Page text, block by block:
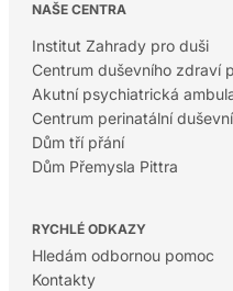
NAŠE CENTRA
Institut Zahrady pro duši
Centrum duševního zdraví
Akutní psychiatrická
Centrum perinatální
Dům tří přání
Dům Přemysla Pittra
RYCHLÉ ODKAZY
Hledám odbornou pomoc
Kontakty